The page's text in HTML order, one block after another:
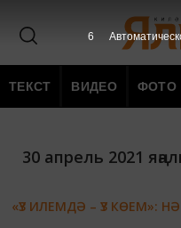
ТЕКСТ ВИДЕО ФОТО
30 апрель 2021
«ҮЗ ИЛЕМДӘ – ҮЗ КӨЕМ»:
6